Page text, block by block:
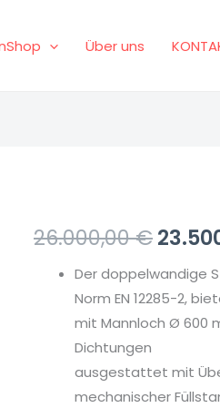
Über uns
26.000,00€
Preis
war:
Der doppelwandige
Norm EN 12285-2,
mit Mannloch Ø 600
Dichtungen
ausgestattet mit
mechanischer
Doppelwandiger
gemäß
20.000